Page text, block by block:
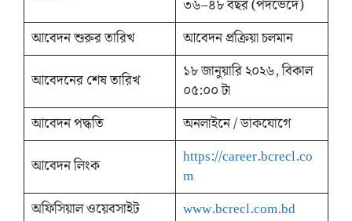
৩৬–৪৮ বছর (পদভেদে)
আবেদন শুরুর তারিখ
আবেদন প্রক্রিয়া চলমান
আবেদনের শেষ তারিখ
১৮ জানুয়ারি ২০২৬, বিকাল
০৫:০০ টা
আবেদন পদ্ধতি
অনলাইনে / ডাকযোগে
আবেদন লিংক
https://career.bcrecl.co
m
অফিসিয়াল ওয়েবসাইট
www.bcrecl.com.bd